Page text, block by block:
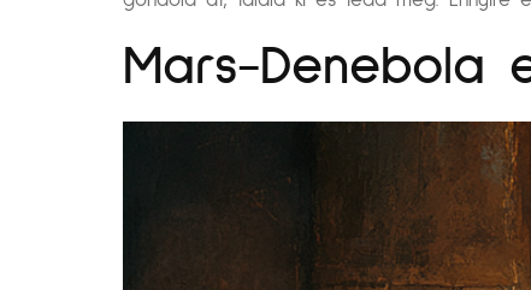
Mars-Denebola